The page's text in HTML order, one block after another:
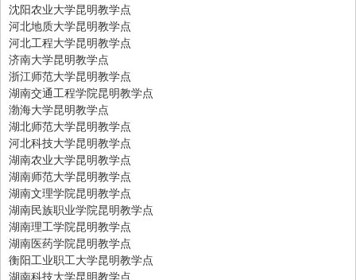
沈阳农业大学昆明教学点
河北地质大学昆明教学点
河北工程大学昆明教学点
济南大学昆明教学点
浙江师范大学昆明教学点
湖南交通工程学院昆明教学点
渤海大学昆明教学点
湖北师范大学昆明教学点
河北科技大学昆明教学点
湖南农业大学昆明教学点
湖南师范大学昆明教学点
湖南文理学院昆明教学点
湖南民族职业学院昆明教学点
湖南理工学院昆明教学点
湖南医药学院昆明教学点
衡阳工业职工大学昆明教学点
湖南科技大学昆明教学点